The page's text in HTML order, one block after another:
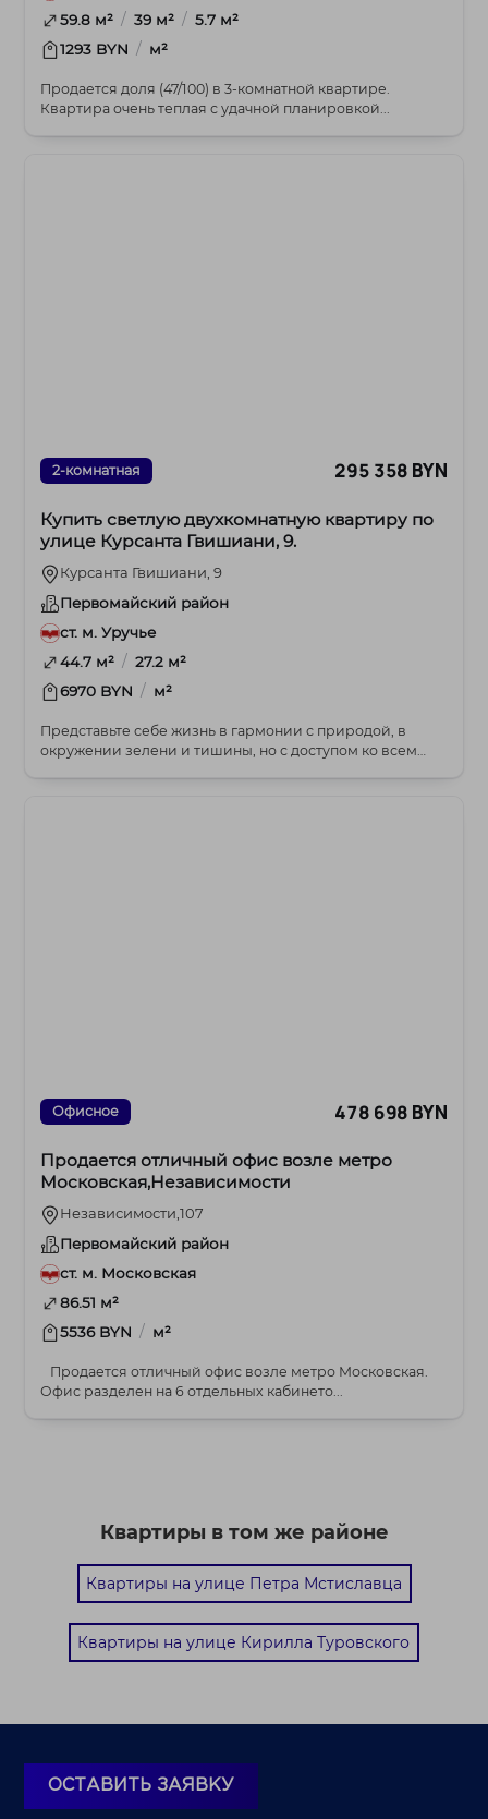
59.8 м² / 39 м² / 5.7 м²
1293 BYN / м²
Продается доля (47/100) в 3-комнатной квартире.
Квартира очень теплая с удачной планировкой...
2-комнатная 295 358 BYN
Купить светлую двухкомнатную квартиру по
улице Курсанта Гвишиани, 9.
Курсанта Гвишиани, 9
Первомайский район
ст. м. Уручье
44.7 м² / 27.2 м²
6970 BYN / м²
Представьте себе жизнь в гармонии с природой, в
окружении зелени и тишины, но с доступом ко всем
Офисное 478 698 BYN
Продается отличный офис возле метро
Московская,Независимости
Независимости,107
Первомайский район
ст. м. Московская
86.51 м²
5536 BYN / м²
Продается отличный офис возле метро Московская.
Офис разделен на 6 отдельных кабинето...
Квартиры в том же районе
Квартиры на улице Петра Мстиславца
Квартиры на улице Кирилла Туровского
ОСТАВИТЬ ЗАЯВКУ